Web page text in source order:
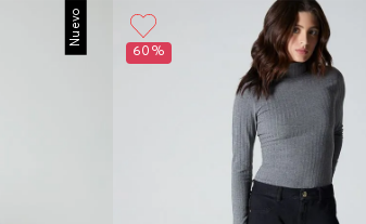
Nuevo
60%